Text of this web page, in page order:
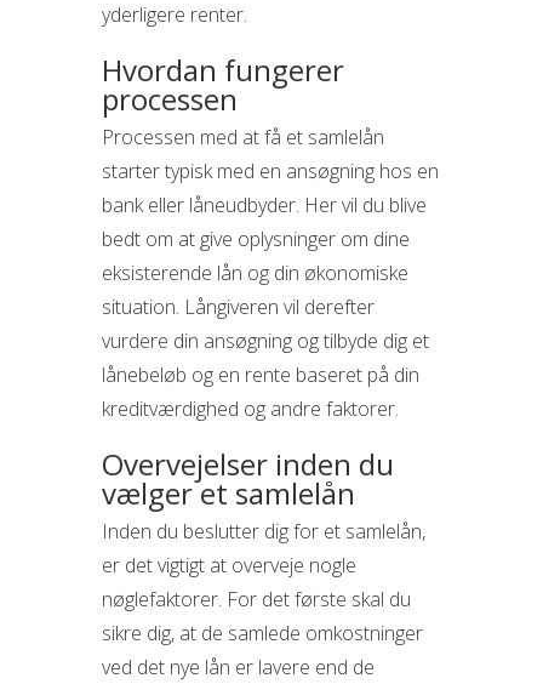
yderligere renter.
Hvordan fungerer
processen
Processen med at få et samlelån
starter typisk med en ansøgning hos en
bank eller låneudbyder. Her vil du blive
bedt om at give oplysninger om dine
eksisterende lån og din økonomiske
situation. Långiveren vil derefter
vurdere din ansøgning og tilbyde dig et
lånebeløb og en rente baseret på din
kreditværdighed og andre faktorer.
Overvejelser inden du
vælger et samlelån
Inden du beslutter dig for et samlelån,
er det vigtigt at overveje nogle
nøglefaktorer. For det første skal du
sikre dig, at de samlede omkostninger
ved det nye lån er lavere end de